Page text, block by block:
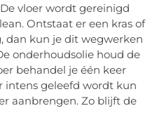
vloer wordt gereinigd
Ontstaat er een kras of
dan kun je dit wegwerken
onderhoudsolie houd de
behandel je één keer
intens geleefd wordt kun
aanbrengen. Zo blijft de